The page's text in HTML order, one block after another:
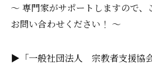
〜 専門家がサポートしますので
お問い合わせください！ 〜
▶「一般社団法人 宗教者支援協